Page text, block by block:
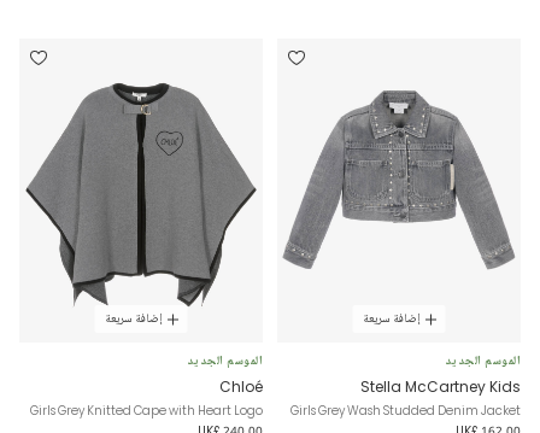
إضافة سريعة
الموسم الجديد
Stella McCartney Kids
Girls Grey Wash Studded Denim Jacket
إضافة سريعة
الموسم الجديد
Chloé
Girls Grey Knitted Cape with Heart Logo